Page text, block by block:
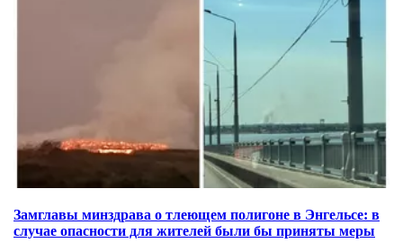
Замглавы минздрава о тлеющем полигоне в Энгельсе: в
случае опасности для жителей были бы приняты меры